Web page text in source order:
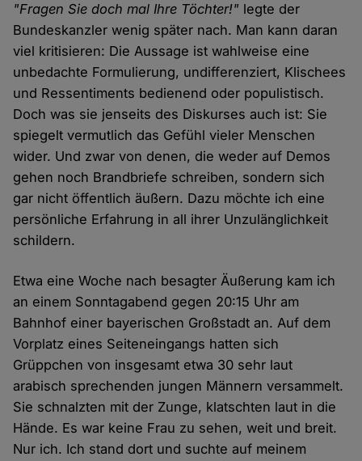
"Fragen Sie doch mal Ihre Töchter!" legte der
Bundeskanzler wenig später nach. Man kann daran
viel kritisieren: Die Aussage ist wahlweise eine
unbedachte Formulierung, undifferenziert, Klischees
und Ressentiments bedienend oder populistisch.
Doch was sie jenseits des Diskurses auch ist: Sie
spiegelt vermutlich das Gefühl vieler Menschen
wider. Und zwar von denen, die weder auf Demos
gehen noch Brandbriefe schreiben, sondern sich
gar nicht öffentlich äußern. Dazu möchte ich eine
persönliche Erfahrung in all ihrer Unzulänglichkeit
schildern.
Etwa eine Woche nach besagter Äußerung kam ich
an einem Sonntagabend gegen 20:15 Uhr am
Bahnhof einer bayerischen Großstadt an. Auf dem
Vorplatz eines Seiteneingangs hatten sich
Grüppchen von insgesamt etwa 30 sehr laut
arabisch sprechenden jungen Männern versammelt.
Sie schnalzten mit der Zunge, klatschten laut in die
Hände. Es war keine Frau zu sehen, weit und breit.
Nur ich. Ich stand dort und suchte auf meinem